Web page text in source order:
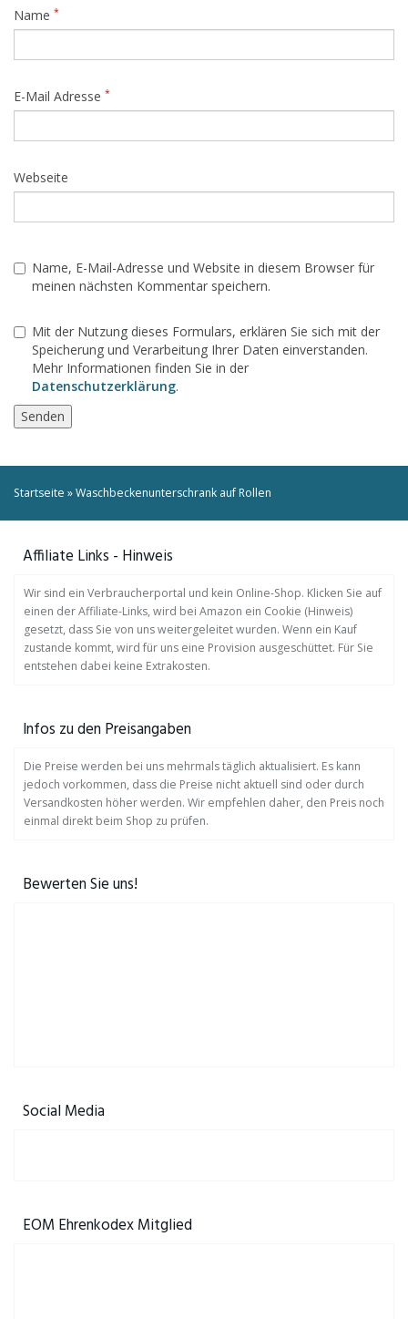
Name *
E-Mail Adresse *
Webseite
Name, E-Mail-Adresse und Website in diesem Browser für
meinen nächsten Kommentar speichern.
Mit der Nutzung dieses Formulars, erklären Sie sich mit der
Speicherung und Verarbeitung Ihrer Daten einverstanden.
Mehr Informationen finden Sie in der
Datenschutzerklärung.
Startseite »Waschbeckenunterschrank auf Rollen
Affiliate Links - Hinweis
Wir sind ein Verbraucherportal und kein Online-Shop. Klicken Sie auf
einen der Affiliate-Links, wird bei Amazon ein Cookie (Hinweis)
gesetzt, dass Sie von uns weitergeleitet wurden. Wenn ein Kauf
zustande kommt, wird für uns eine Provision ausgeschüttet. Für Sie
entstehen dabei keine Extrakosten.
Infos zu den Preisangaben
Die Preise werden bei uns mehrmals täglich aktualisiert. Es kann
jedoch vorkommen, dass die Preise nicht aktuell sind oder durch
Versandkosten höher werden. Wir empfehlen daher, den Preis noch
einmal direkt beim Shop zu prüfen.
Bewerten Sie uns!
Social Media
EOM Ehrenkodex Mitglied